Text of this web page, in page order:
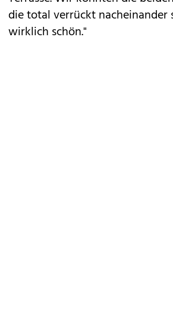
die total verrückt nacheinander
wirklich schön."